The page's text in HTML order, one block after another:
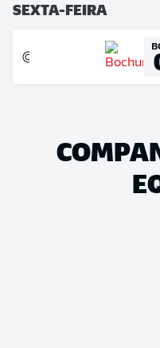
SEXTA-FEIRA